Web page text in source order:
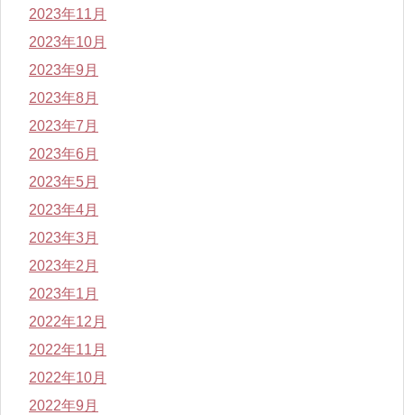
2023年11月
2023年10月
2023年9月
2023年8月
2023年7月
2023年6月
2023年5月
2023年4月
2023年3月
2023年2月
2023年1月
2022年12月
2022年11月
2022年10月
2022年9月